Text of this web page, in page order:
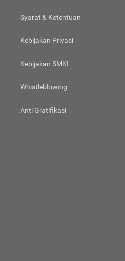
Syarat & Ketentuan
Kebijakan Privasi
Kebijakan SMKI
Whistleblowing
Anti Gratifikasi